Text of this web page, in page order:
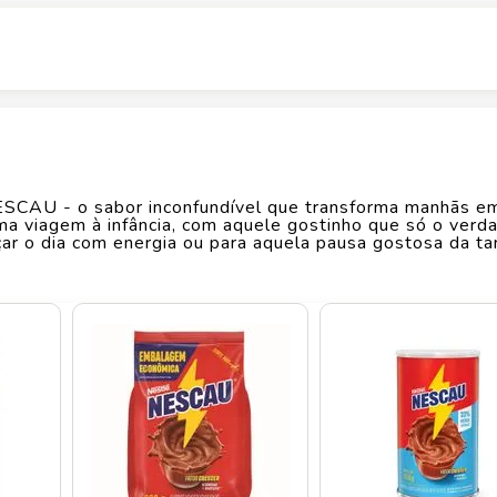
Comprimento 7.7cm
- o sabor inconfundível que transforma manhãs
viagem à infância, com aquele gostinho que só o
o dia com energia ou para aquela pausa gostosa da
Seja o clássico em pó, pronto para beber ou as
cada momento e preferência. O sabor que conquistou
mais saborosas e nutritivas.